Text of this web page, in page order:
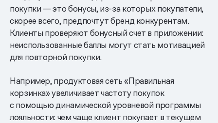
покупки — это бонусы, из-за которых покупатели,
скорее всего, предпочтут бренд конкурентам.
Клиенты проверяют бонусный счет в приложении:
неиспользованные баллы могут стать мотивацией
для повторной покупки.
Например, продуктовая сеть «Правильная
корзинка» увеличивает частоту покупок
с помощью динамической уровневой программы
лояльности: чем чаще клиент покупает в текущем